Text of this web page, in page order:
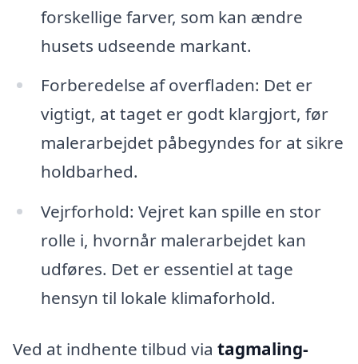
forskellige farver, som kan ændre
husets udseende markant.
Forberedelse af overfladen: Det er
vigtigt, at taget er godt klargjort, før
malerarbejdet påbegyndes for at sikre
holdbarhed.
Vejrforhold: Vejret kan spille en stor
rolle i, hvornår malerarbejdet kan
udføres. Det er essentiel at tage
hensyn til lokale klimaforhold.
Ved at indhente tilbud via tagmaling-